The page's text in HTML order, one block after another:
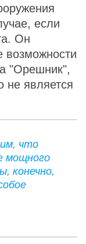
если
Он
возможности
"Орешник",
не является
что
мощного
конечно,